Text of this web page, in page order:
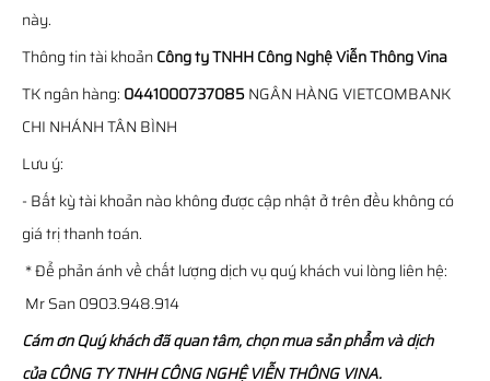
này.
Thông tin tài khoảnCông ty TNHH Công Nghệ Viễn Thông Vina
TK ngân hàng: 0441000737085NGÂN HÀNG VIETCOMBANK
CHI NHÁNH TÂN BÌNH
Lưu ý:
- Bất kỳ tài khoản nào không được cập nhật ở trên đều không có
giá trị thanh toán.
* Để phản ánh về chất lượng dịch vụ quý khách vui lòng liên hệ:
Mr San 0903.948.914
Cám ơn Quý khách đã quan tâm, chọn mua sản phẩm và dịch
của CÔNG TY TNHH CÔNG NGHỆ VIỄN THÔNG VINA.